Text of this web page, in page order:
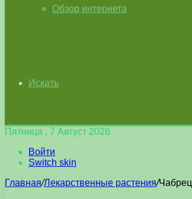
Обзор интернета
Искать
Пятница , 7 Август 2026
Войти
Switch skin
Главная/Лекарственные растения/Чабрец